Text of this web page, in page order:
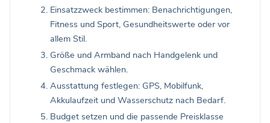
Einsatzzweck bestimmen: Benachrichtigungen,
Fitness und Sport, Gesundheitswerte oder vor
allem Stil.
Größe und Armband nach Handgelenk und
Geschmack wählen.
Ausstattung festlegen: GPS, Mobilfunk,
Akkulaufzeit und Wasserschutz nach Bedarf.
Budget setzen und die passende Preisklasse